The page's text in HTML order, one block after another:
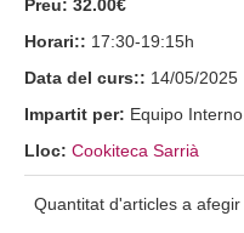
Preu: 32.00€
Horari:: 17:30-19:15h
Data del curs:: 14/05/2025
Impartit per: Equipo Interno
Lloc: Cookiteca Sarrià
Quantitat d'articles a afegir